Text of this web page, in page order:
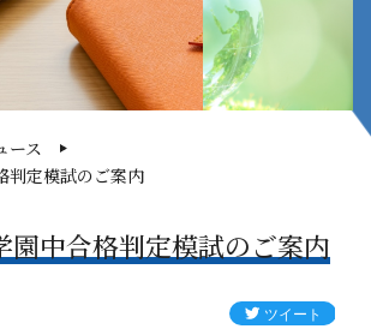
ース
判定模試のご案内
園中合格判定模試のご案内